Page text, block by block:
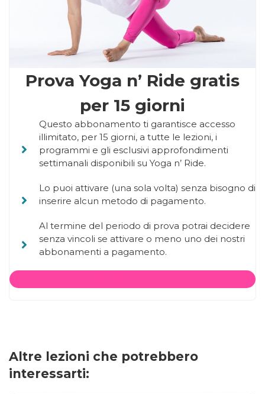
Prova Yoga n’ Ride gratis
per 15 giorni
Questo abbonamento ti garantisce accesso
illimitato, per 15 giorni, a tutte le lezioni, i
programmi e gli esclusivi approfondimenti
settimanali disponibili su Yoga n’ Ride.
Lo puoi attivare (una sola volta) senza bisogno di
inserire alcun metodo di pagamento.
Al termine del periodo di prova potrai decidere
senza vincoli se attivare o meno uno dei nostri
abbonamenti a pagamento.
Altre lezioni che potrebbero
interessarti: